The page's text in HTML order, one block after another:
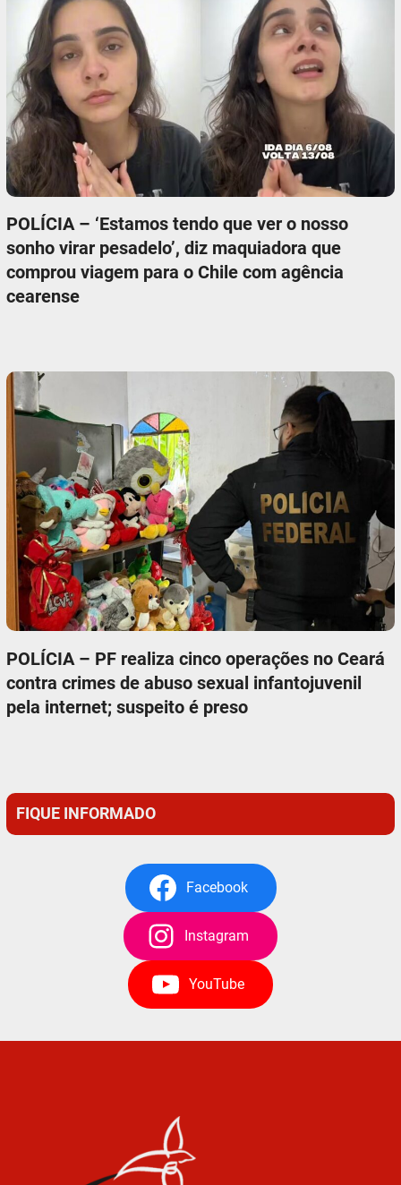
POLÍCIA – ‘Estamos tendo que ver o nosso
sonho virar pesadelo’, diz maquiadora que
comprou viagem para o Chile com agência
cearense
POLÍCIA – PF realiza cinco operações no Ceará
contra crimes de abuso sexual infantojuvenil
pela internet; suspeito é preso
FIQUE INFORMADO
Facebook
Instagram
YouTube